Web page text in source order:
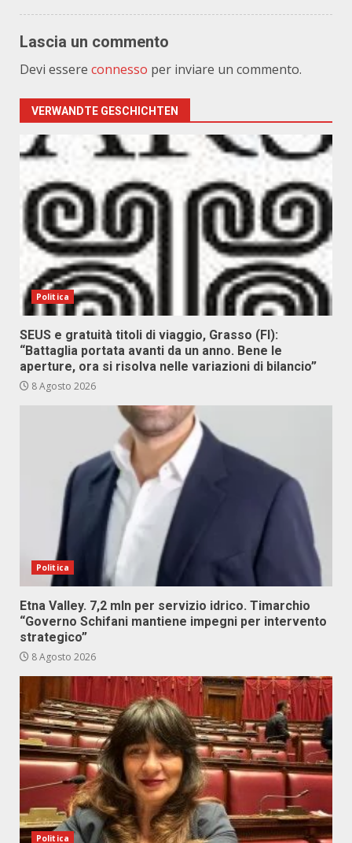
Lascia un commento
Devi essere connesso per inviare un commento.
VERWANDTE GESCHICHTEN
Politica
SEUS e gratuità titoli di viaggio, Grasso (FI):
“Battaglia portata avanti da un anno. Bene le
aperture, ora si risolva nelle variazioni di bilancio”
8 Agosto 2026
Politica
Etna Valley. 7,2 mln per servizio idrico. Timarchio
“Governo Schifani mantiene impegni per intervento
strategico”
8 Agosto 2026
Politica